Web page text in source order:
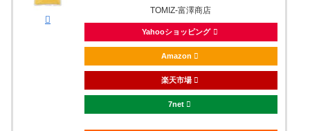
TOMIZ-富澤商店
Yahooショッピング
Amazon
楽天市場
7net